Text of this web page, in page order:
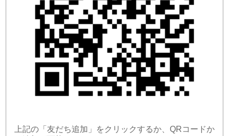
上記の「友だち追加」をクリックするか、QRコードか